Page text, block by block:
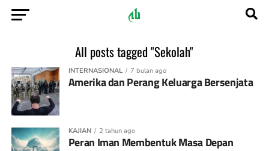
All posts tagged "Sekolah"
INTERNASIONAL 7 bulan ago
Amerika dan Perang Keluarga Bersenjata
KAJIAN 2 tahun ago
Peran Iman Membentuk Masa Depan